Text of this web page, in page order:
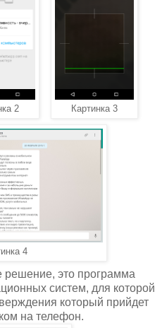
2 Картинка 3
4
решение, это программа
систем, для которой
который прийдет
на телефон.